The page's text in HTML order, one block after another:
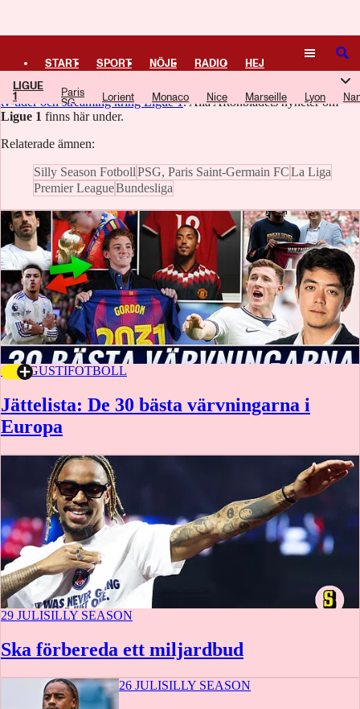
START SPORT NÖJE RADIO HEJ
PLUS TIPSA KULTUR LEDARE
SÖK
LIGUE
1
Paris
SG
Lorient Monaco Nice Marseille Lyon
Ligue 1
Ligue 1är den franska fotbollsligans högsta division.
Här hittar du alla
tv-tider och streaming kring Ligue 1. Alla Aftonbladets nyheter om
Ligue 1 finns här under.
Relaterade ämnen:
Silly Season FotbollPSG, Paris Saint-Germain FCLa Liga
Premier LeagueBundesliga
1 AUGUSTIFOTBOLL
Jättelista: De 30 bästa värvningarna i
Europa
29 JULISILLY SEASON
Ska förbereda ett miljardbud
26 JULISILLY SEASON